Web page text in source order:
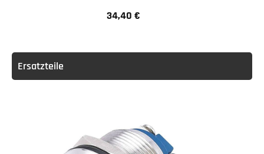
Regulärer Preis:
34,40 €
Ersatzteile